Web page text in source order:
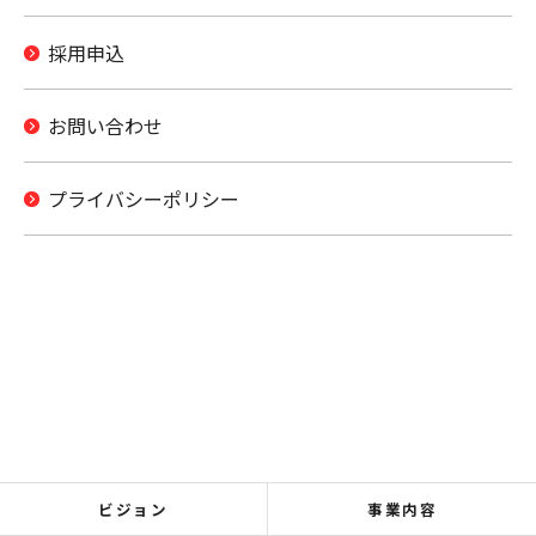
採用申込
お問い合わせ
プライバシーポリシー
ビジョン 事業内容